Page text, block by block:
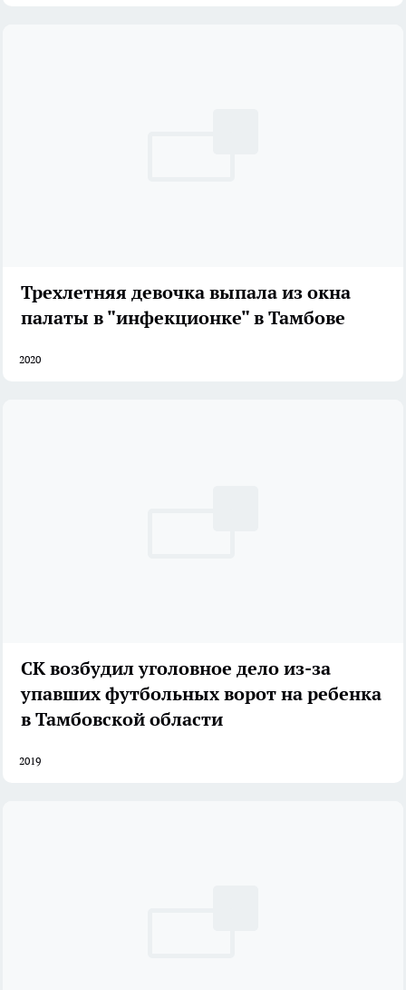
Трехлетняя девочка выпала из окна
палаты в "инфекционке" в Тамбове
2020
СК возбудил уголовное дело из-за
упавших футбольных ворот на ребенка
в Тамбовской области
2019